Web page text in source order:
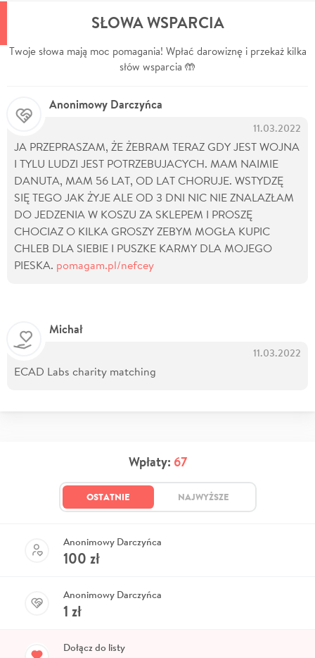
SŁOWA WSPARCIA
Twoje słowa mają moc pomagania! Wpłać darowiznę i przekaż kilka
słów wsparcia 🤲
Anonimowy Darczyńca
11.03.2022
JA PRZEPRASZAM, ŻE ŻEBRAM TERAZ GDY JEST WOJNA
I TYLU LUDZI JEST POTRZEBUJACYCH. MAM NAIMIE
DANUTA, MAM 56 LAT, OD LAT CHORUJE. WSTYDZĘ
SIĘ TEGO JAK ŻYJE ALE OD 3 DNI NIC NIE ZNALAZŁAM
DO JEDZENIA W KOSZU ZA SKLEPEM I PROSZĘ
CHOCIAZ O KILKA GROSZY ZEBYM MOGŁA KUPIC
CHLEB DLA SIEBIE I PUSZKE KARMY DLA MOJEGO
PIESKA. pomagam.pl/nefcey
Michał
11.03.2022
ECAD Labs charity matching
Wpłaty: 67
OSTATNIE NAJWYŻSZE
Anonimowy Darczyńca
100 zł
Anonimowy Darczyńca
1 zł
Dołącz do listy